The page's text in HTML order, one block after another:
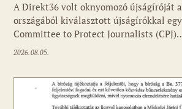
Fotó: media1.hu
A Direkt36 volt oknyomozó újságíróját
országából kiválasztott újságírókkal
Committee to Protect Journalists
2026.08.05.